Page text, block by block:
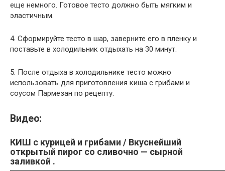
еще немного. Готовое тесто должно быть мягким и
эластичным.
4. Сформируйте тесто в шар, заверните его в пленку и
поставьте в холодильник отдыхать на 30 минут.
5. После отдыха в холодильнике тесто можно
использовать для приготовления киша с грибами и
соусом Пармезан по рецепту.
Видео:
КИШ с курицей и грибами / Вкуснейший
открытый пирог со сливочно — сырной
заливкой .